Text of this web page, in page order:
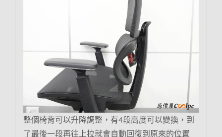
整個椅背可以升降調整，有4段高度可以變換，到
了最後一段再往上拉就會自動回復到原來的位置